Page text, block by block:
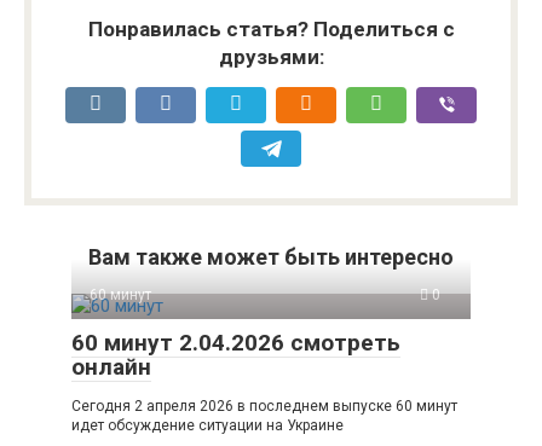
Понравилась статья? Поделиться с
друзьями:
Вам также может быть интересно
60 минут 0
60 минут 2.04.2026 смотреть
онлайн
Сегодня 2 апреля 2026 в последнем выпуске 60 минут
идет обсуждение ситуации на Украине